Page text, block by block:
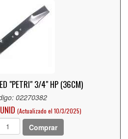
"PETRI" 3/4" HP (36CM)
02270382
(Actualizado el 10/3/2025)
Comprar